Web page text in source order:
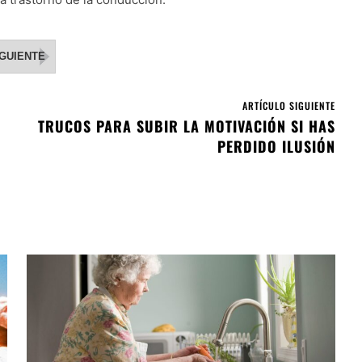
ARTÍCULO SIGUIENTE
TRUCOS PARA SUBIR LA MOTIVACIÓN SI HAS
PERDIDO ILUSIÓN